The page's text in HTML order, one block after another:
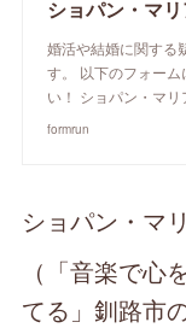
ショパン・マ
婚活や結婚に関する
す。 以下のフォー
い！ ショパン・マリ
formrun
ショパン・マ
（「音楽で
てる」釧路市